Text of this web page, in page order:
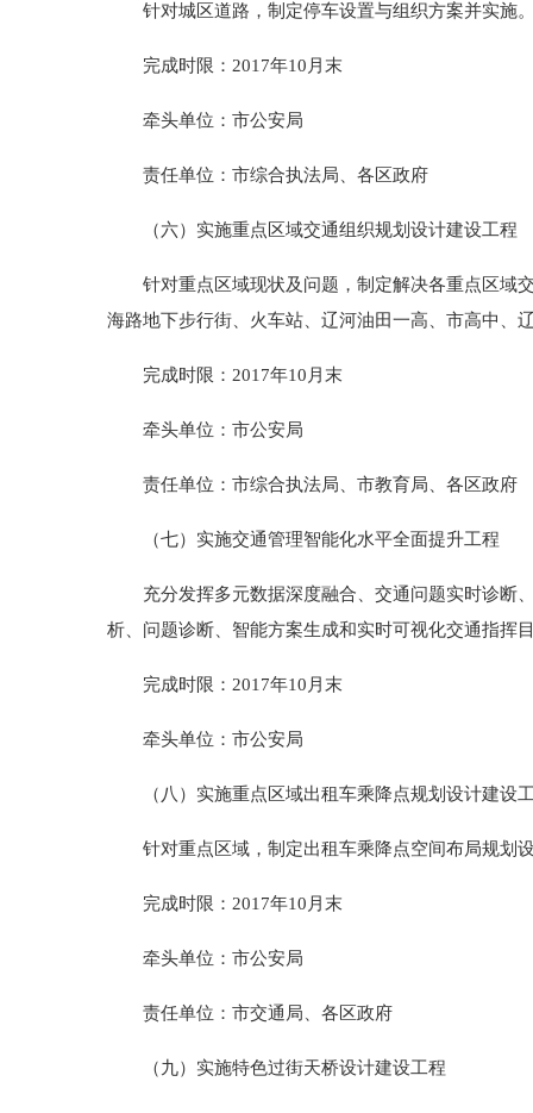
针对城区道路，制定停车设置与组织方案并实施。
完成时限：2017年10月末
牵头单位：市公安局
责任单位：市综合执法局、各区政府
（六）实施重点区域交通组织规划设计建设工程
针对重点区域现状及问题，制定解决各重点区域交
海路地下步行街、火车站、辽河油田一高、市高中、
完成时限：2017年10月末
牵头单位：市公安局
责任单位：市综合执法局、市教育局、各区政府
（七）实施交通管理智能化水平全面提升工程
充分发挥多元数据深度融合、交通问题实时诊断、
析、问题诊断、智能方案生成和实时可视化交通指挥
完成时限：2017年10月末
牵头单位：市公安局
（八）实施重点区域出租车乘降点规划设计建设
针对重点区域，制定出租车乘降点空间布局规划设
完成时限：2017年10月末
牵头单位：市公安局
责任单位：市交通局、各区政府
（九）实施特色过街天桥设计建设工程